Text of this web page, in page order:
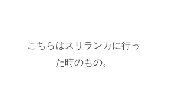
こちらはスリランカに行っ
た時のもの。